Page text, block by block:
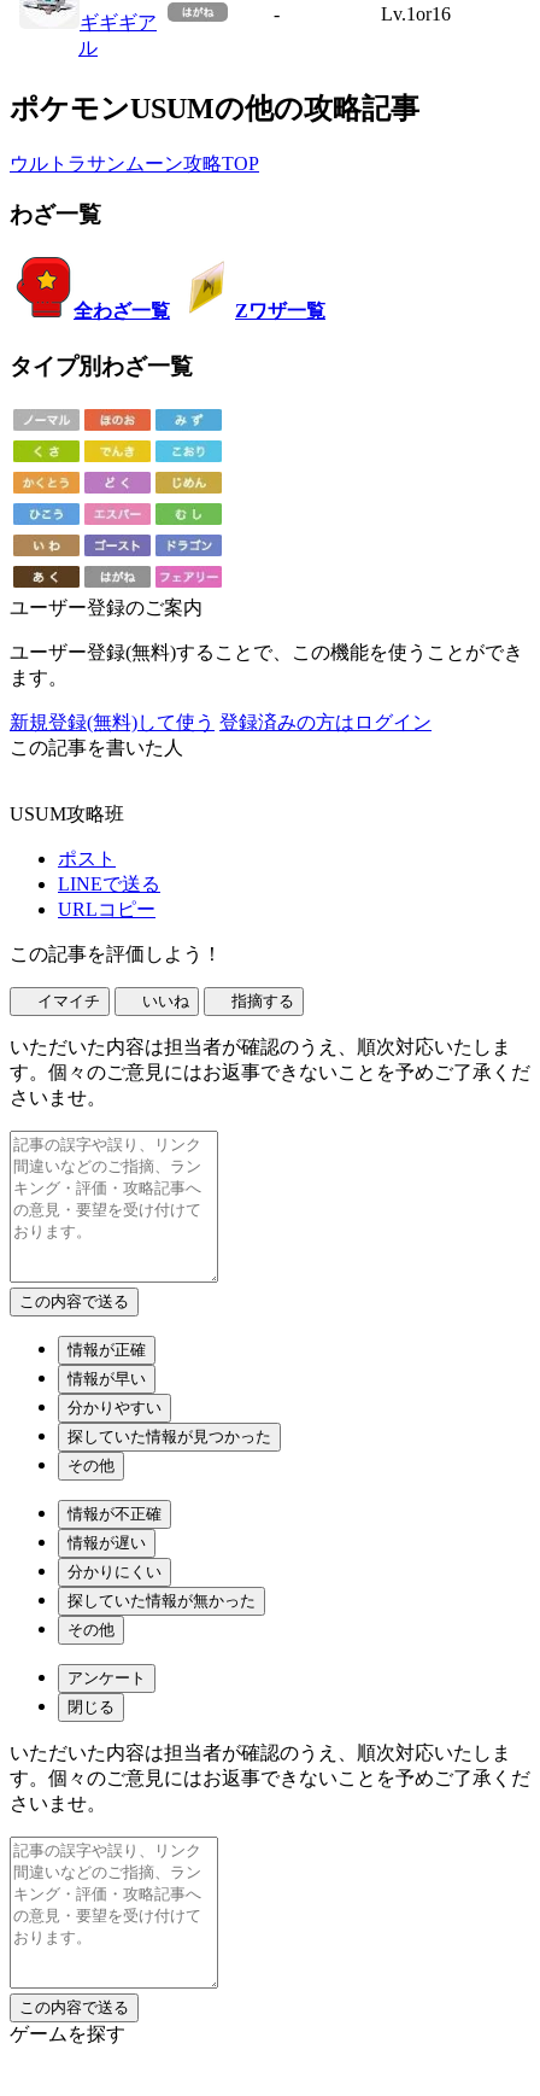
ギギギア
ル
- Lv.1or16
ポケモンUSUMの他の攻略記事
ウルトラサンムーン攻略TOP
わざ一覧
全わざ一覧 Zワザ一覧
タイプ別わざ一覧
ユーザー登録のご案内
ユーザー登録(無料)することで、この機能を使うことができ
ます。
新規登録(無料)して使う 登録済みの方はログイン
この記事を書いた人
USUM攻略班
ポスト
LINEで送る
URLコピー
この記事を評価しよう！
イマイチ いいね 指摘する
いただいた内容は担当者が確認のうえ、順次対応いたしま
す。個々のご意見にはお返事できないことを予めご了承くだ
さいませ。
情報が正確
情報が早い
分かりやすい
探していた情報が見つかった
その他
情報が不正確
情報が遅い
分かりにくい
探していた情報が無かった
その他
アンケート
閉じる
いただいた内容は担当者が確認のうえ、順次対応いたしま
す。個々のご意見にはお返事できないことを予めご了承くだ
さいませ。
ゲームを探す